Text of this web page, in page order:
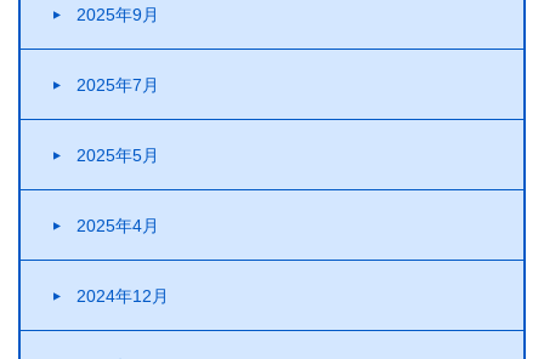
2025年9月
2025年7月
2025年5月
2025年4月
2024年12月